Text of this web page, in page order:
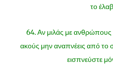
το
64. Αν μιλάς με ανθρώπους
ακούς μην αναπνέεις από το
εισπνεύστε